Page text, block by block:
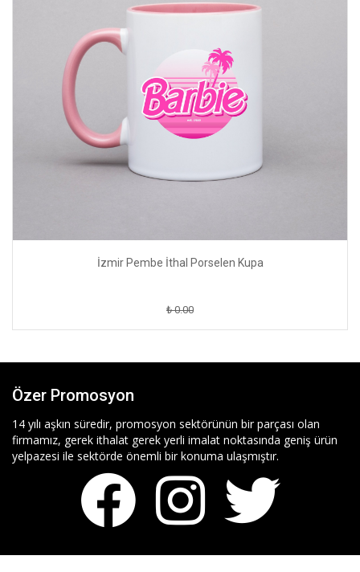
İzmir Pembe İthal Porselen Kupa
₺ 0.00
Özer Promosyon
14 yılı aşkın süredir, promosyon sektörünün bir parçası olan
firmamız, gerek ithalat gerek yerli imalat noktasında geniş ürün
yelpazesi ile sektörde önemli bir konuma ulaşmıştır.